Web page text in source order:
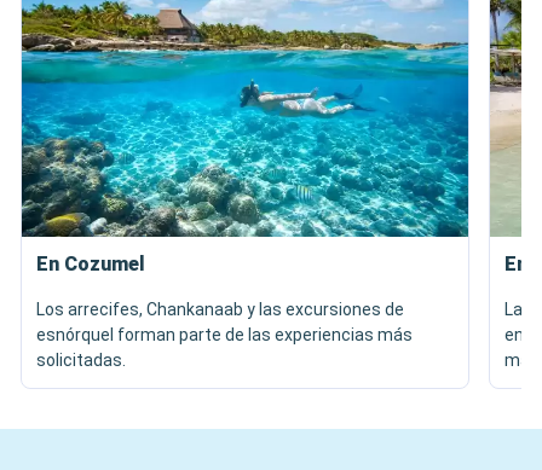
En Cozumel
Los arrecifes, Chankanaab y las excursiones de
esnórquel forman parte de las experiencias más
solicitadas.
En
La
mar.